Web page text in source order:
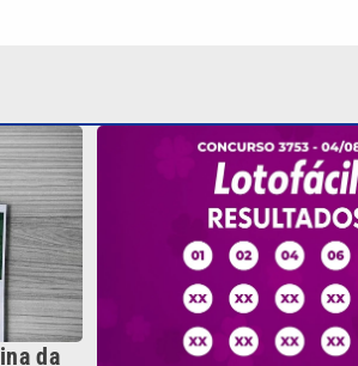
nesta terça-feira; veja o
Continua após a publicidade
Mundo